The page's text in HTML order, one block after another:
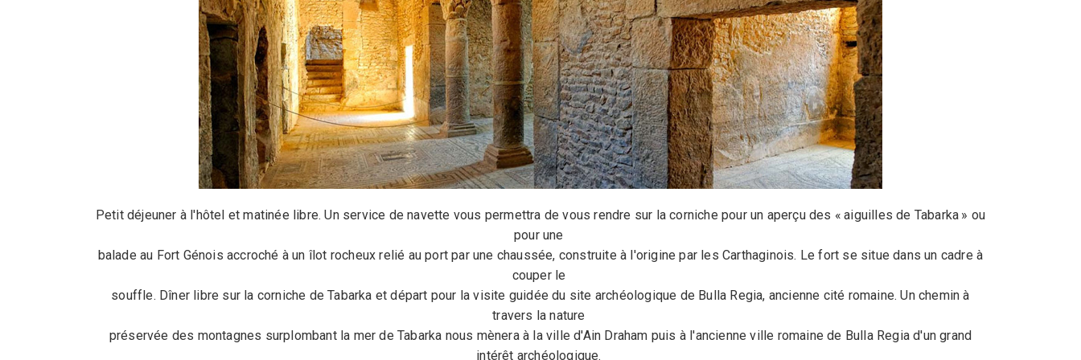
Petit déjeuner à l'hôtel et matinée libre. Un service de navette vous permettra de vous rendre sur la corniche pour un aperçu des « aiguilles de Tabarka » ou
pour une
balade au Fort Génois accroché à un îlot rocheux relié au port par une chaussée, construite à l'origine par les Carthaginois. Le fort se situe dans un cadre à
couper le
souffle. Dîner libre sur la corniche de Tabarka et départ pour la visite guidée du site archéologique de Bulla Regia, ancienne cité romaine. Un chemin à
travers la nature
préservée des montagnes surplombant la mer de Tabarka nous mènera à la ville d'Ain Draham puis à l'ancienne ville romaine de Bulla Regia d'un grand
intérêt archéologique.